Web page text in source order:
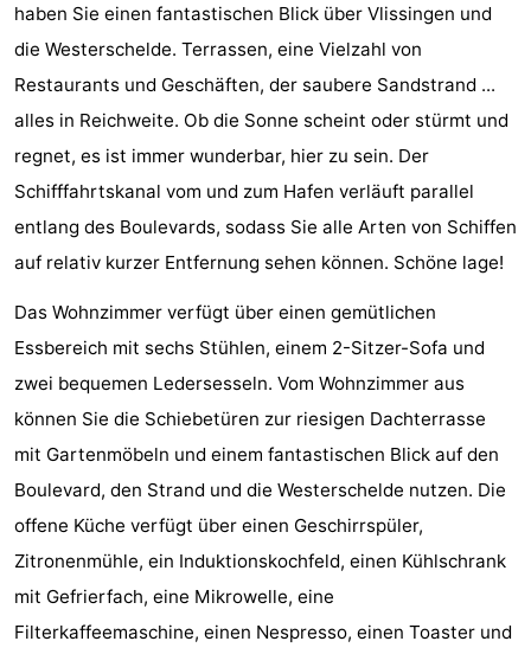
Westduin
Hotels
Zimmer
(mit
Frühstück)
Lastminutes
Strand
Sehen
&
tun
-
Museen
-
Denkmäler
-
Aussichtspunkte
Attraktionen
-
Spielplätze
-
Indoor-
-
haben Sie einen fantastischen Blick über Vlissingen und
die Westerschelde. Terrassen, eine Vielzahl von
Restaurants und Geschäften, der saubere Sandstrand ...
alles in Reichweite. Ob die Sonne scheint oder stürmt und
regnet, es ist immer wunderbar, hier zu sein. Der
Schifffahrtskanal vom und zum Hafen verläuft parallel
entlang des Boulevards, sodass Sie alle Arten von Schiffen
auf relativ kurzer Entfernung sehen können. Schöne lage!
Das Wohnzimmer verfügt über einen gemütlichen
Essbereich mit sechs Stühlen, einem 2-Sitzer-Sofa und
zwei bequemen Ledersesseln. Vom Wohnzimmer aus
können Sie die Schiebetüren zur riesigen Dachterrasse
mit Gartenmöbeln und einem fantastischen Blick auf den
Boulevard, den Strand und die Westerschelde nutzen. Die
offene Küche verfügt über einen Geschirrspüler,
Zitronenmühle, ein Induktionskochfeld, einen Kühlschrank
mit Gefrierfach, eine Mikrowelle, eine
Filterkaffeemaschine, einen Nespresso, einen Toaster und